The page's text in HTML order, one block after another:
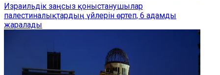
Израильдік заңсыз қоныстанушылар
палестиналықтардың үйлерін өртеп, 6 адамды
жаралады